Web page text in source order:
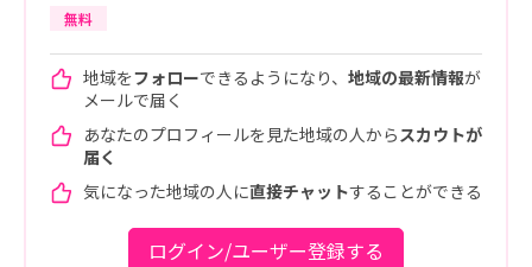
無料
地域をフォローできるようになり、 地域の最新情報が
メールで届く
あなたのプロフィールを見た地域の人から スカウトが
届く
気になった地域の人に直接チャットすることができる
ログイン/ユーザー登録する